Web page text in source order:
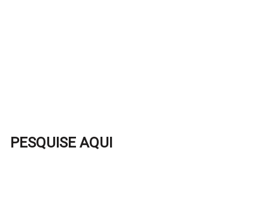
PESQUISE AQUI